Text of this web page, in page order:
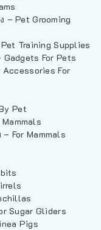
– Pet Grooming
Training Supplies
Gadgets For Pets
For
Pet
For Mammals
Sugar Gliders
Pigs